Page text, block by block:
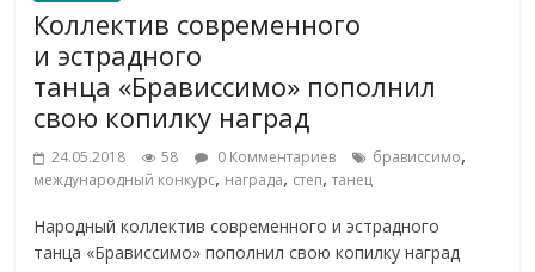
Коллектив современного
и эстрадного
танца «Брависсимо» пополнил
свою копилку наград
24.05.2018 58 0 Комментариев брависсимо,
международный конкурс, награда, степ,танец
Народный коллектив современного и эстрадного
танца «Брависсимо» пополнил свою копилку наград